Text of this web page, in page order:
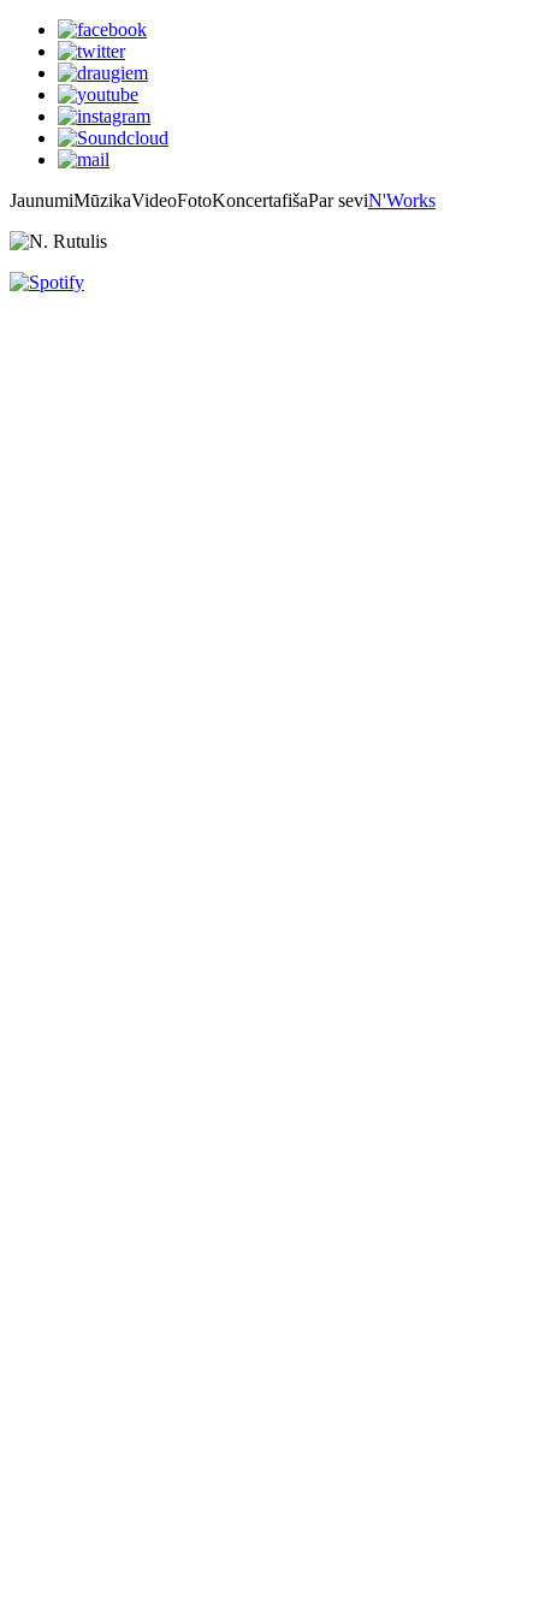
JaunumiMūzikaVideoFotoKoncertafišaPar seviN'Works